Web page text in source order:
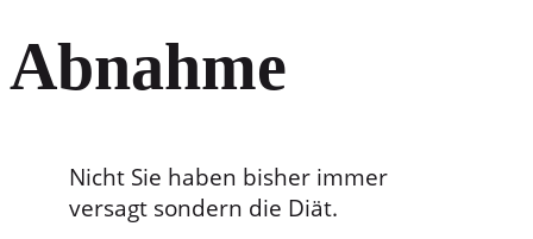
Abnah me
Nicht Sie haben bisher immer
versagt sondern die Diät.